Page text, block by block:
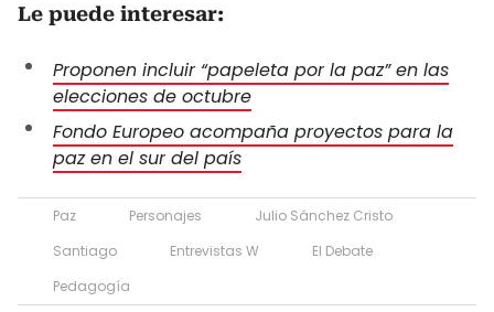
Le puede interesar:
Proponen incluir “papeleta por la paz” en las
elecciones de octubre
Fondo Europeo acompaña proyectos para la
paz en el sur del país
Paz Personajes
Julio Sánchez Cristo
Santiago
Entrevistas W
El Debate
Pedagogía